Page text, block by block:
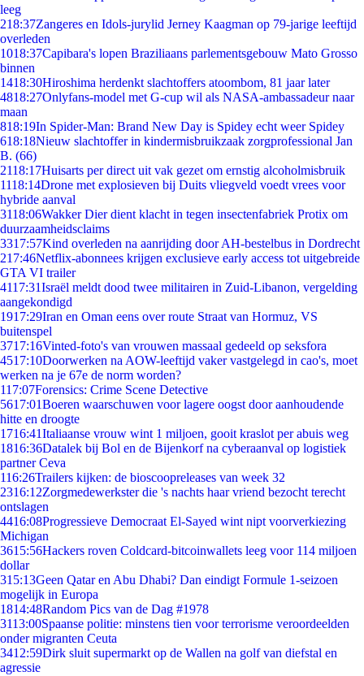
leeg
218:37Zangeres en Idols-jurylid Jerney Kaagman op 79-jarige leeftijd
overleden
1018:37Capibara's lopen Braziliaans parlementsgebouw Mato Grosso
binnen
1418:30Hiroshima herdenkt slachtoffers atoombom, 81 jaar later
4818:27Onlyfans-model met G-cup wil als NASA-ambassadeur naar
maan
818:19In Spider-Man: Brand New Day is Spidey echt weer Spidey
618:18Nieuw slachtoffer in kindermisbruikzaak zorgprofessional Jan
B. (66)
2118:17Huisarts per direct uit vak gezet om ernstig alcoholmisbruik
1118:14Drone met explosieven bij Duits vliegveld voedt vrees voor
hybride aanval
3118:06Wakker Dier dient klacht in tegen insectenfabriek Protix om
duurzaamheidsclaims
3317:57Kind overleden na aanrijding door AH-bestelbus in Dordrecht
217:46Netflix-abonnees krijgen exclusieve early access tot uitgebreide
GTA VI trailer
4117:31Israël meldt dood twee militairen in Zuid-Libanon, vergelding
aangekondigd
1917:29Iran en Oman eens over route Straat van Hormuz, VS
buitenspel
3717:16Vinted-foto's van vrouwen massaal gedeeld op seksfora
4517:10Doorwerken na AOW-leeftijd vaker vastgelegd in cao's, moet
werken na je 67e de norm worden?
117:07Forensics: Crime Scene Detective
5617:01Boeren waarschuwen voor lagere oogst door aanhoudende
hitte en droogte
1716:41Italiaanse vrouw wint 1 miljoen, gooit kraslot per abuis weg
1816:36Datalek bij Bol en de Bijenkorf na cyberaanval op logistiek
partner Ceva
116:26Trailers kijken: de bioscoopreleases van week 32
2316:12Zorgmedewerkster die 's nachts haar vriend bezocht terecht
ontslagen
4416:08Progressieve Democraat El-Sayed wint nipt voorverkiezing
Michigan
3615:56Hackers roven Coldcard-bitcoinwallets leeg voor 114 miljoen
dollar
315:13Geen Qatar en Abu Dhabi? Dan eindigt Formule 1-seizoen
mogelijk in Europa
1814:48Random Pics van de Dag #1978
3113:00Spaanse politie: minstens tien voor terrorisme veroordeelden
onder migranten Ceuta
3412:59Dirk sluit supermarkt op de Wallen na golf van diefstal en
agressie